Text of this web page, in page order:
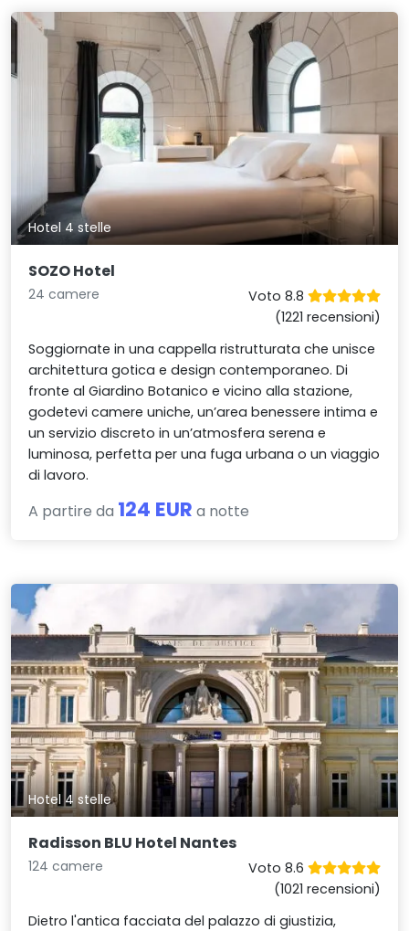
Hotel 4 stelle
SOZO Hotel
24 camere
Voto 8.8
(1221 recensioni)
Soggiornate in una cappella ristrutturata che unisce
architettura gotica e design contemporaneo. Di
fronte al Giardino Botanico e vicino alla stazione,
godetevi camere uniche, un’area benessere intima e
un servizio discreto in un’atmosfera serena e
luminosa, perfetta per una fuga urbana o un viaggio
di lavoro.
A partire da 124 EUR a notte
Hotel 4 stelle
Radisson BLU Hotel Nantes
124 camere
Voto 8.6
(1021 recensioni)
Dietro l'antica facciata del palazzo di giustizia,